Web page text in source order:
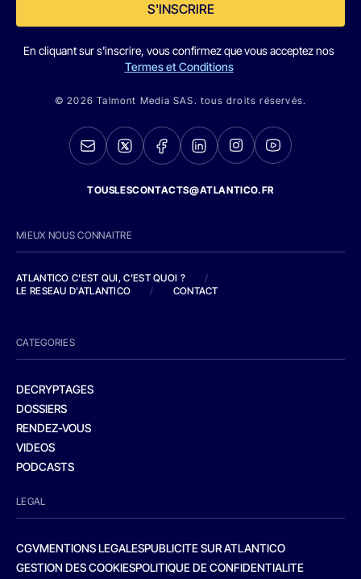
S'INSCRIRE
En cliquant sur s'inscrire, vous confirmez que vous acceptez nos
Termes et Conditions
© 2026 Talmont Media SAS. tous droits réservés.
TOUSLESCONTACTS@ATLANTICO.FR
MIEUX NOUS CONNAITRE
ATLANTICO C'EST QUI, C'EST QUOI ?
/
LE RESEAU D'ATLANTICO
/ CONTACT
CATEGORIES
DECRYPTAGES
DOSSIERS
RENDEZ-VOUS
VIDEOS
PODCASTS
LEGAL
CGVMENTIONS LEGALESPUBLICITE SUR ATLANTICO
GESTION DES COOKIESPOLITIQUE DE CONFIDENTIALITE